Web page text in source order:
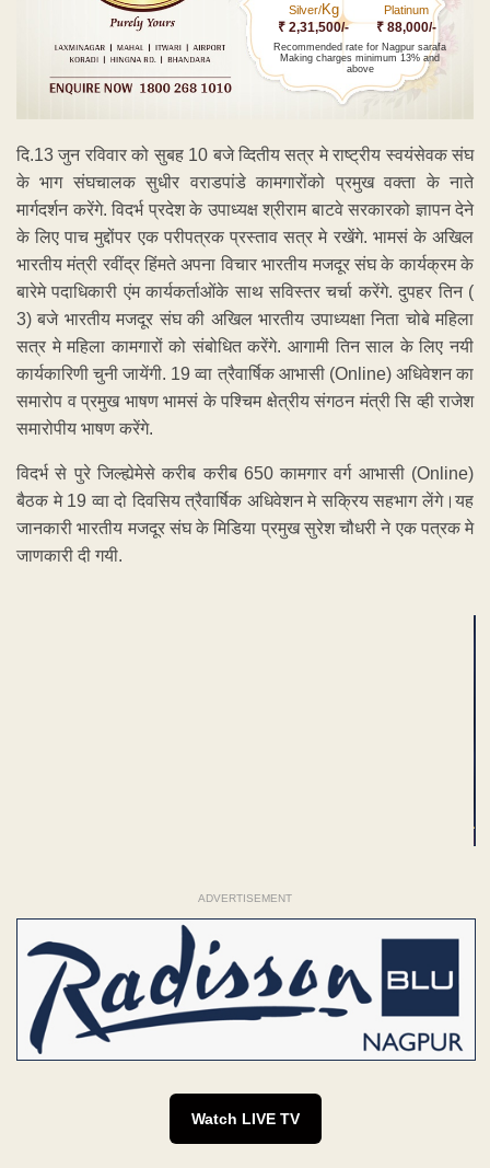
Silver/Kg
₹ 2,31,500/-
Platinum
₹ 88,000/-
Recommended rate for Nagpur sarafa
Making charges minimum 13% and
above
दि.13 जुन रविवार को सुबह 10 बजे व्दितीय सत्र मे राष्ट्रीय स्वयंसेवक संघ
के भाग संघचालक सुधीर वराडपांडे कामगारोंको प्रमुख वक्ता के नाते
मार्गदर्शन करेंगे. विदर्भ प्रदेश के उपाध्यक्ष श्रीराम बाटवे सरकारको ज्ञापन देने
के लिए पाच मुद्दोंपर एक परीपत्रक प्रस्ताव सत्र मे रखेंगे. भामसं के अखिल
भारतीय मंत्री रवींद्र हिंमते अपना विचार भारतीय मजदूर संघ के कार्यक्रम के
बारेमे पदाधिकारी एंम कार्यकर्ताओंके साथ सविस्तर चर्चा करेंगे. दुपहर तिन (
3) बजे भारतीय मजदूर संघ की अखिल भारतीय उपाध्यक्षा निता चोबे महिला
सत्र मे महिला कामगारों को संबोधित करेंगे. आगामी तिन साल के लिए नयी
कार्यकारिणी चुनी जायेंगी. 19 व्वा त्रैवार्षिक आभासी (Online) अधिवेशन का
समारोप व प्रमुख भाषण भामसं के पश्चिम क्षेत्रीय संगठन मंत्री सि व्ही राजेश
समारोपीय भाषण करेंगे.
विदर्भ से पुरे जिल्ह्येमेसे करीब करीब 650 कामगार वर्ग आभासी (Online)
बैठक मे 19 व्वा दो दिवसिय त्रैवार्षिक अधिवेशन मे सक्रिय सहभाग लेंगे।यह
जानकारी भारतीय मजदूर संघ के मिडिया प्रमुख सुरेश चौधरी ने एक पत्रक मे
जाणकारी दी गयी.
ADVERTISEMENT
Watch LIVE TV